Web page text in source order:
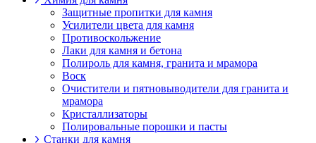
Защитные пропитки для камня
Усилители цвета для камня
Противоскольжение
Лаки для камня и бетона
Полироль для камня, гранита и мрамора
Воск
Очистители и пятновыводители для гранита и
мрамора
Кристаллизаторы
Полировальные порошки и пасты
Станки для камня